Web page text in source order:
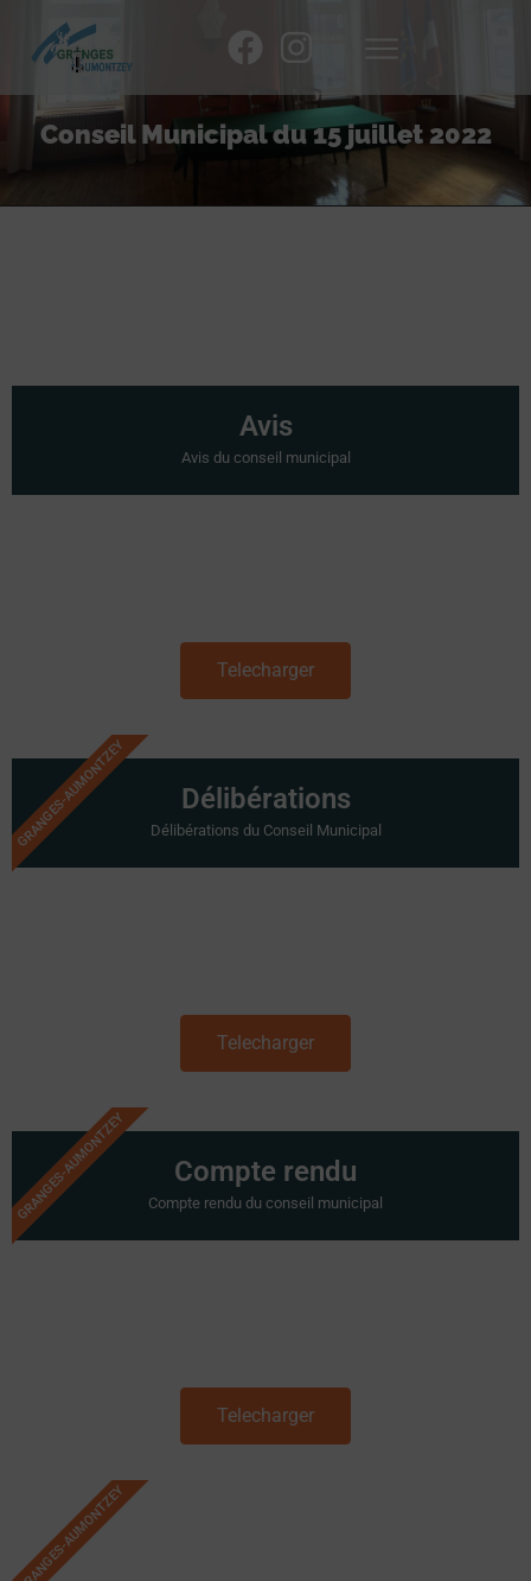
Conseil Municipal du 15 juillet 2022
Avis
Avis du conseil municipal
Telecharger
GRANGES-AUMONTZEY Délibérations
Délibérations du Conseil Municipal
Telecharger
GRANGES-AUMONTZEY Compte rendu
Compte rendu du conseil municipal
Telecharger
GRANGES-AUMONTZEY